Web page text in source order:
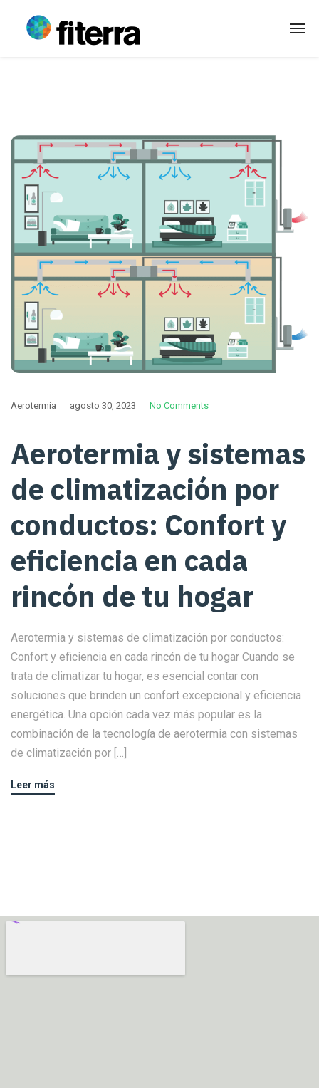
Aerotermia agosto 30, 2023 No Comments
Aerotermia y sistemas
de climatización por
conductos: Confort y
eficiencia en cada
rincón de tu hogar
Aerotermia y sistemas de climatización por conductos:
Confort y eficiencia en cada rincón de tu hogar Cuando se
trata de climatizar tu hogar, es esencial contar con
soluciones que brinden un confort excepcional y eficiencia
energética. Una opción cada vez más popular es la
combinación de la tecnología de aerotermia con sistemas
de climatización por […]
Leer más